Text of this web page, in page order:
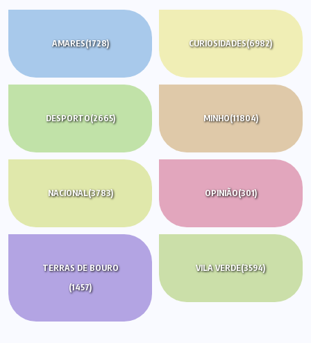
AMARES(1728) CURIOSIDADES(6982)
DESPORTO(2665) MINHO(11804)
NACIONAL(3783) OPINIÃO(301)
TERRAS DE BOURO
(1457)
VILA VERDE(3594)